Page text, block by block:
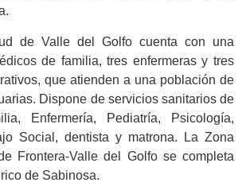
de Valle del Golfo cuenta con una
de familia, tres enfermeras y tres
que atienden a una población de
Dispone de servicios sanitarios de
Enfermería, Pediatría, Psicología,
Social, dentista y matrona. La Zona
Frontera-Valle del Golfo se completa
de Sabinosa.